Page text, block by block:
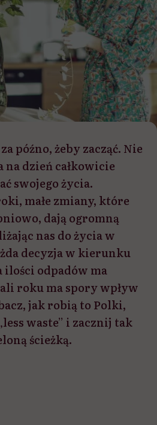
późno, żeby zacząć. Nie
na dzień całkowicie
swojego życia.
małe zmiany, które
dają ogromną
nas do życia w
decyzja w kierunku
odpadów ma
roku ma spory wpływ
jak robią to Polki,
waste” i zacznij tak
ścieżką.